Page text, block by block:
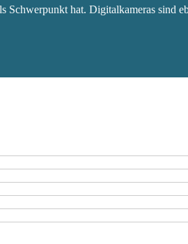
hat. Digitalkameras sind